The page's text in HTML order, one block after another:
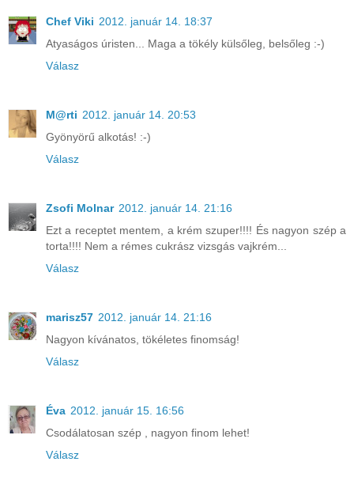
Chef Viki 2012. január 14. 18:37
Atyaságos úristen... Maga a tökély külsőleg, belsőleg :-)
Válasz
M@rti 2012. január 14. 20:53
Gyönyörű alkotás! :-)
Válasz
Zsofi Molnar 2012. január 14. 21:16
Ezt a receptet mentem, a krém szuper!!!! És nagyon szép a
torta!!!! Nem a rémes cukrász vizsgás vajkrém...
Válasz
marisz57 2012. január 14. 21:16
Nagyon kívánatos, tökéletes finomság!
Válasz
Éva 2012. január 15. 16:56
Csodálatosan szép , nagyon finom lehet!
Válasz